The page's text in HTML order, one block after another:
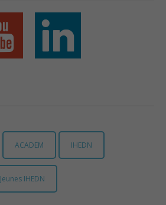
Paris
France
ACADEM IHEDN
Jeunes IHEDN